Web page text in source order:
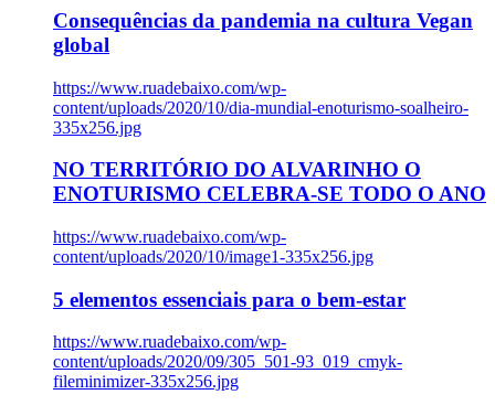
Consequências da pandemia na cultura Vegan
global
https://www.ruadebaixo.com/wp-
content/uploads/2020/10/dia-mundial-enoturismo-soalheiro-
335x256.jpg
NO TERRITÓRIO DO ALVARINHO O
ENOTURISMO CELEBRA-SE TODO O ANO
https://www.ruadebaixo.com/wp-
content/uploads/2020/10/image1-335x256.jpg
5 elementos essenciais para o bem-estar
https://www.ruadebaixo.com/wp-
content/uploads/2020/09/305_501-93_019_cmyk-
fileminimizer-335x256.jpg